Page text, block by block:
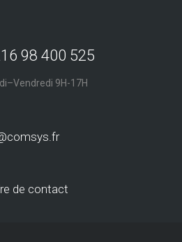
98 400 525
9H-17H
de contact